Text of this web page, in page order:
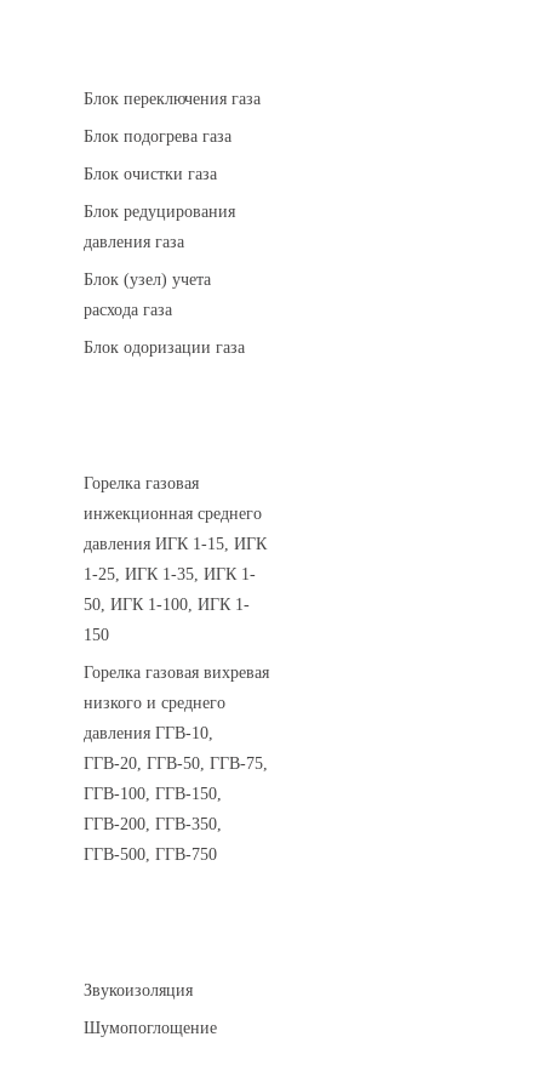
Блок переключения газа
Блок подогрева газа
Блок очистки газа
Блок редуцирования
давления газа
Блок (узел) учета
расхода газа
Блок одоризации газа
Горелка газовая
инжекционная среднего
давления ИГК 1-15, ИГК
1-25, ИГК 1-35, ИГК 1-
50, ИГК 1-100, ИГК 1-
150
Горелка газовая вихревая
низкого и среднего
давления ГГВ-10,
ГГВ-20, ГГВ-50, ГГВ-75,
ГГВ-100, ГГВ-150,
ГГВ-200, ГГВ-350,
ГГВ-500, ГГВ-750
Звукоизоляция
Шумопоглощение